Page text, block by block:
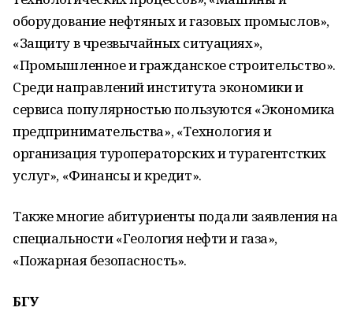
оборудование нефтяных и газовых промыслов»,
«Защиту в чрезвычайных ситуациях»,
«Промышленное и гражданское строительство».
Среди направлений института экономики и
сервиса популярностью пользуются «Экономика
предпринимательства», «Технология и
организация туроператорских и турагентстких
услуг», «Финансы и кредит».
Также многие абитуриенты подали заявления на
специальности «Геология нефти и газа»,
«Пожарная безопасность».
БГУ